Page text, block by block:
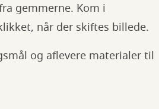
gemmerne. Kom i
når der skiftes billede.
og aflevere materialer til